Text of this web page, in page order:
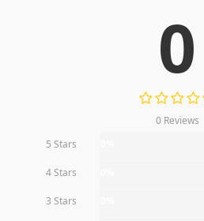
0
0 Reviews
5 Stars
4 Stars
3 Stars